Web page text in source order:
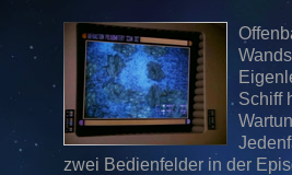
Schiff
zwei Bedienfelder in der